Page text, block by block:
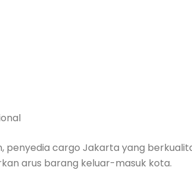
penyedia cargo Jakarta yang
arus barang keluar-masuk kota.